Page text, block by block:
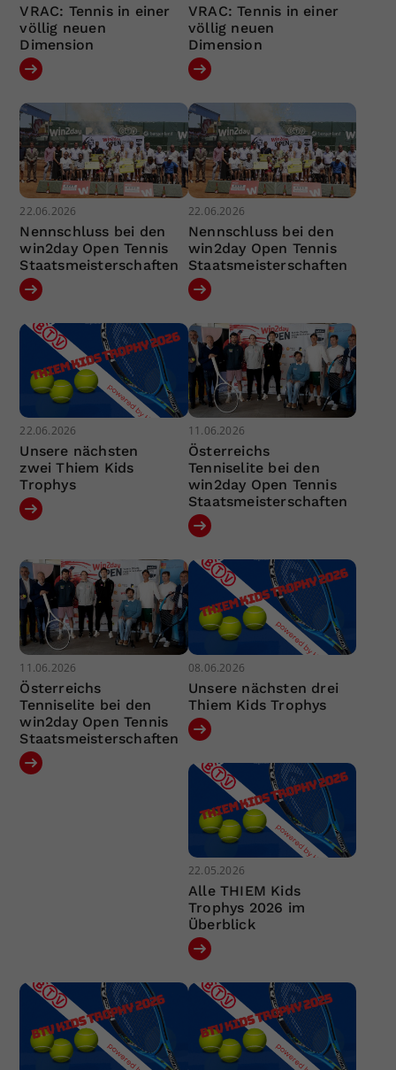
VRAC: Tennis in einer
völlig neuen
Dimension
VRAC: Tennis in einer
völlig neuen
Dimension
22.06.2026
Nennschluss bei den
win2day Open Tennis
Staatsmeisterschaften
22.06.2026
Nennschluss bei den
win2day Open Tennis
Staatsmeisterschaften
22.06.2026
Unsere nächsten
zwei Thiem Kids
Trophys
11.06.2026
Österreichs
Tenniselite bei den
win2day Open Tennis
Staatsmeisterschaften
11.06.2026
Österreichs
Tenniselite bei den
win2day Open Tennis
Staatsmeisterschaften
08.06.2026
Unsere nächsten drei
Thiem Kids Trophys
22.05.2026
Alle THIEM Kids
Trophys 2026 im
Überblick